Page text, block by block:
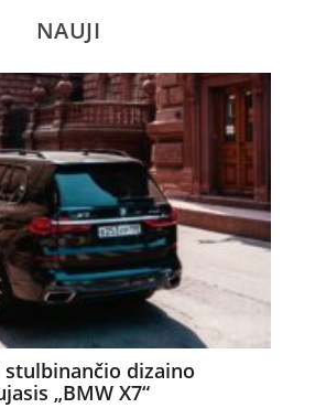
NAUJI
stulbinančio dizaino
„BMW X7“